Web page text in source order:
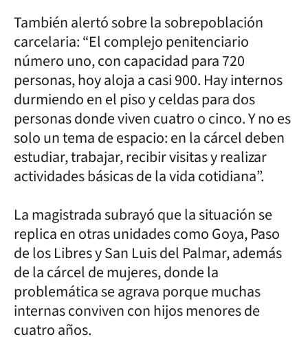
También alertó sobre la sobrepoblación
carcelaria: “El complejo penitenciario
número uno, con capacidad para 720
personas, hoy aloja a casi 900. Hay internos
durmiendo en el piso y celdas para dos
personas donde viven cuatro o cinco. Y no es
solo un tema de espacio: en la cárcel deben
estudiar, trabajar, recibir visitas y realizar
actividades básicas de la vida cotidiana”.
La magistrada subrayó que la situación se
replica en otras unidades como Goya, Paso
de los Libres y San Luis del Palmar, además
de la cárcel de mujeres, donde la
problemática se agrava porque muchas
internas conviven con hijos menores de
cuatro años.